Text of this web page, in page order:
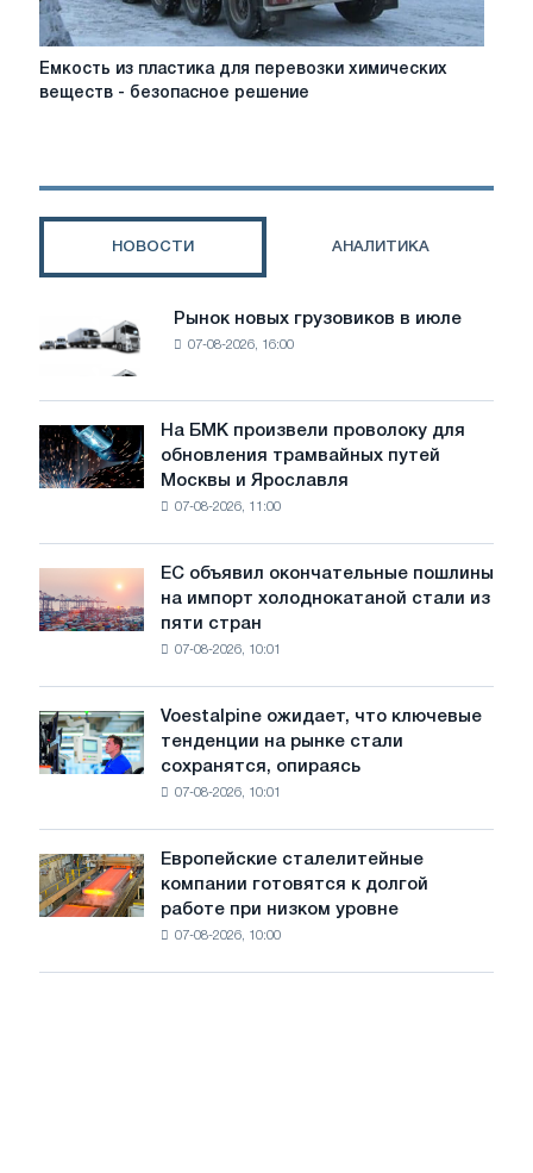
Емкость
химических
Емкость из пластика для перевозки химических
веществ - безопасное решение
НОВОСТИ АНАЛИТИКА
Рынок
новых
грузовиков
в
июле
Рынок новых грузовиков в июле
07-08-2026, 16:00
На
БМК
произвели
трамвайных
путей
Ярославля
На БМК произвели проволоку для
обновления трамвайных путей
Москвы и Ярославля
07-08-2026, 11:00
объявил
окончательные
холоднокатаной
стали
стран
ЕС объявил окончательные пошлины
на импорт холоднокатаной стали из
пяти стран
07-08-2026, 10:01
Voestalpine
ожидает,
что
рынке
стали
на
Voestalpine ожидает, что ключевые
тенденции на рынке стали
сохранятся, опираясь
07-08-2026, 10:01
Европейские
сталелитейные
компании
Европейские сталелитейные
компании готовятся к долгой
работе при низком уровне
07-08-2026, 10:00